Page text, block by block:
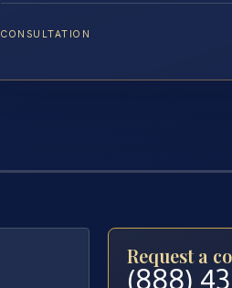
CONSULTATION
Request a
(888)